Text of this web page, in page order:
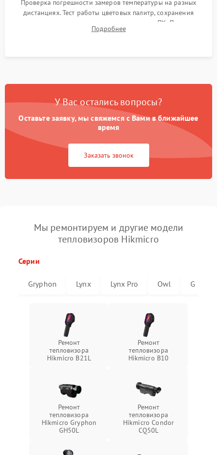
Проверка погрешности замеров температуры на разных
дистанциях. Тест работы цветовых палитр, сохранения
термограмм в память и передачи данных на ПК. Проверка
автономности работы и итоговый контроль качества.
Подробнее
У Вас остались вопросы?
Оставьте заявку, мы свяжемся с Вами в ближайшее
время
Заказать звонок
Мы ремонтируем и другие модели
тепловизоров Hikmicro
Серии
Gryphon Lynx Lynx Pro Owl G
Ремонт
тепловизора
Hikmicro B21L
Ремонт
тепловизора
Hikmicro B10
Ремонт
тепловизора
Hikmicro Gryphon
GH50L
Ремонт
тепловизора
Hikmicro Condor
CQ50L